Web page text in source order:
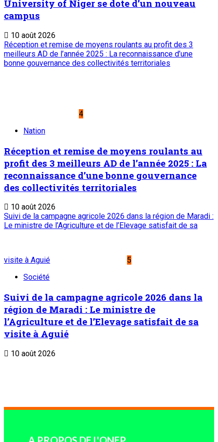
University of Niger se dote d’un nouveau
campus
10 août 2026
Réception et remise de moyens roulants au profit des 3
meilleurs AD de l’année 2025 : La reconnaissance d’une
bonne gouvernance des collectivités territoriales
4
Nation
Réception et remise de moyens roulants au
profit des 3 meilleurs AD de l’année 2025 : La
reconnaissance d’une bonne gouvernance
des collectivités territoriales
10 août 2026
Suivi de la campagne agricole 2026 dans la région de Maradi :
Le ministre de l’Agriculture et de l’Elevage satisfait de sa
visite à Aguié
5
Société
Suivi de la campagne agricole 2026 dans la
région de Maradi : Le ministre de
l’Agriculture et de l’Elevage satisfait de sa
visite à Aguié
10 août 2026